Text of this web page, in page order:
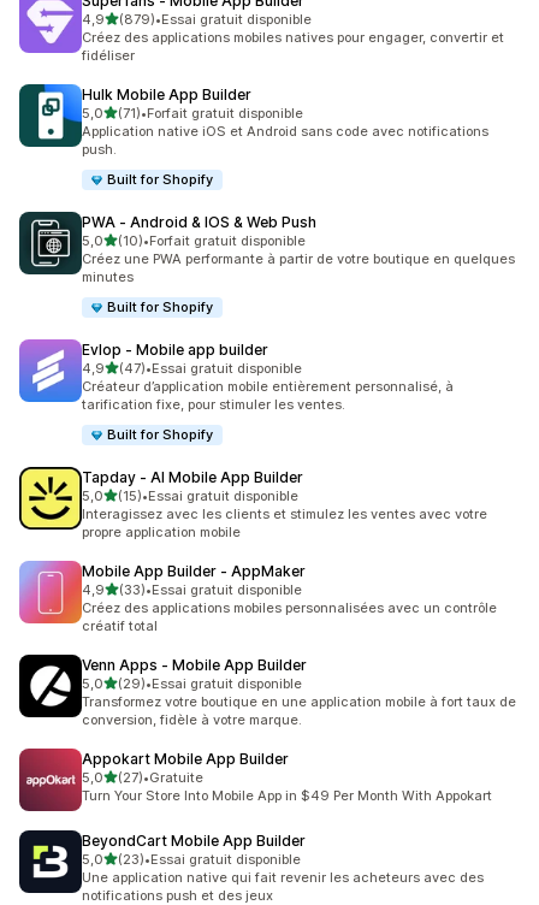
4,9étoile(s) sur 5
(879)
879 avis au total
•Essai gratuit disponible
Créez des applications mobiles natives pour engager, convertir et
fidéliser
Hulk Mobile App Builder
5,0étoile(s) sur 5
(71)
71 avis au total
•Forfait gratuit disponible
Application native iOS et Android sans code avec notifications
push.
Built for Shopify
PWA ‑ Android & IOS & Web Push
5,0étoile(s) sur 5
(10)
10 avis au total
•Forfait gratuit disponible
Créez une PWA performante à partir de votre boutique en quelques
minutes
Built for Shopify
Evlop ‑ Mobile app builder
4,9étoile(s) sur 5
(47)
47 avis au total
•Essai gratuit disponible
Créateur d’application mobile entièrement personnalisé, à
tarification fixe, pour stimuler les ventes.
Built for Shopify
Tapday ‑ AI Mobile App Builder
5,0étoile(s) sur 5
(15)
15 avis au total
•Essai gratuit disponible
Interagissez avec les clients et stimulez les ventes avec votre
propre application mobile
Mobile App Builder ‑ AppMaker
4,9étoile(s) sur 5
(33)
33 avis au total
•Essai gratuit disponible
Créez des applications mobiles personnalisées avec un contrôle
créatif total
Venn Apps ‑ Mobile App Builder
5,0étoile(s) sur 5
(29)
29 avis au total
•Essai gratuit disponible
Transformez votre boutique en une application mobile à fort taux de
conversion, fidèle à votre marque.
Appokart Mobile App Builder
5,0étoile(s) sur 5
(27)
27 avis au total
•Gratuite
Turn Your Store Into Mobile App in $49 Per Month With Appokart
BeyondCart Mobile App Builder
5,0étoile(s) sur 5
(23)
23 avis au total
•Essai gratuit disponible
Une application native qui fait revenir les acheteurs avec des
notifications push et des jeux